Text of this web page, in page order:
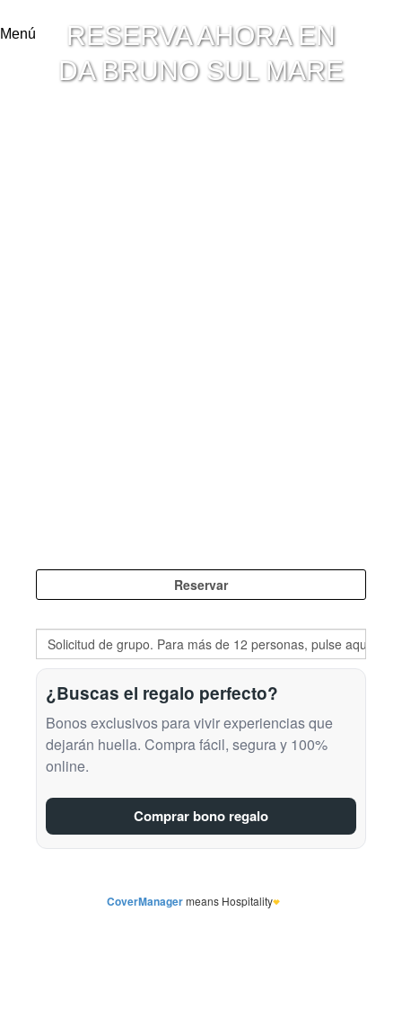
Menú
RESERVA AHORA EN
DA BRUNO SUL MARE